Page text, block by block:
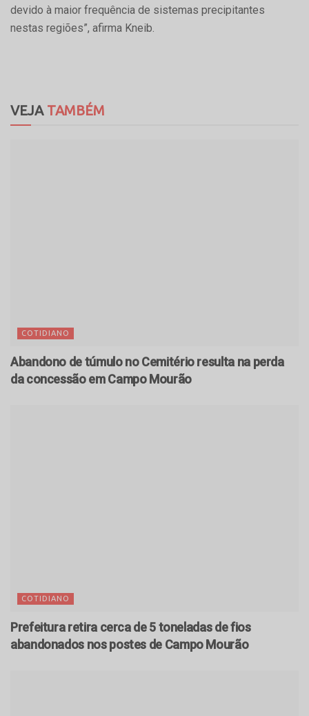
devido à maior frequência de sistemas precipitantes
nestas regiões”, afirma Kneib.
VEJATAMBÉM
COTIDIANO
Abandono de túmulo no Cemitério resulta na perda
da concessão em Campo Mourão
COTIDIANO
Prefeitura retira cerca de 5 toneladas de fios
abandonados nos postes de Campo Mourão